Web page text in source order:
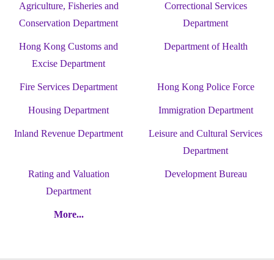
Agriculture, Fisheries and
Conservation Department
Correctional Services
Department
Hong Kong Customs and
Excise Department
Department of Health
Fire Services Department Hong Kong Police Force
Housing Department Immigration Department
Inland Revenue Department
Leisure and Cultural Services
Department
Rating and Valuation
Department
Development Bureau
More...